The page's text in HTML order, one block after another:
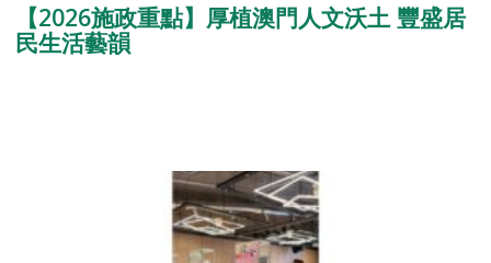
【2026施政重點】厚植澳門人文沃土 豐盛居
民生活藝韻